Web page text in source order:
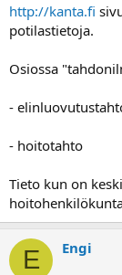
http://kanta.fi
potilastietoja.
Osiossa
-
- hoitotahto
Tieto kun on
E Engi